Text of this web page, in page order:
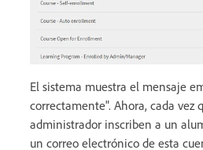
El sistema muestra el mensaje
correctamente". Ahora, cada vez
administrador inscriben a un
un correo electrónico de esta